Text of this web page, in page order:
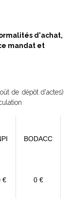
d'achat,
mandat et
de dépôt d'actes)
BODACC
€ 0 €